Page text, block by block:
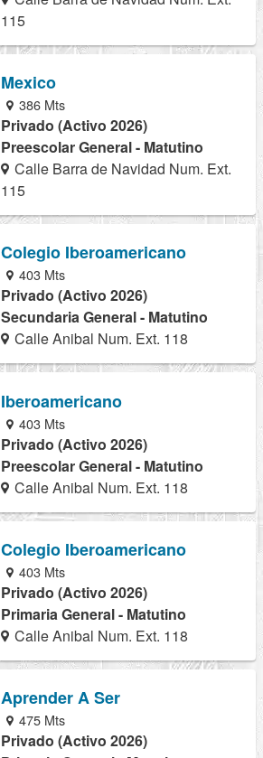
115
Mexico
386 Mts
Privado (Activo 2026)
Preescolar General - Matutino
Calle Barra de Navidad Num. Ext.
115
Colegio Iberoamericano
403 Mts
Privado (Activo 2026)
Secundaria General - Matutino
Calle Anibal Num. Ext. 118
Iberoamericano
403 Mts
Privado (Activo 2026)
Preescolar General - Matutino
Calle Anibal Num. Ext. 118
Colegio Iberoamericano
403 Mts
Privado (Activo 2026)
Primaria General - Matutino
Calle Anibal Num. Ext. 118
Aprender A Ser
475 Mts
Privado (Activo 2026)